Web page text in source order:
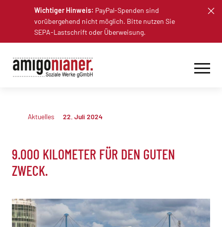
Wichtiger Hinweis: PayPal-Spenden sind
vorübergehend nicht möglich. Bitte nutzen Sie
SEPA-Lastschrift oder Überweisung.
Aktuelles 22. Juli 2024
9.000 KILOMETER FÜR DEN GUTEN
ZWECK.